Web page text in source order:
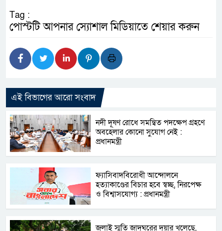
Tag :
পোস্টটি আপনার স্যোশাল মিডিয়াতে শেয়ার করুন
এই বিভাগের আরো সংবাদ
নদী দূষণ রোধে সমন্বিত পদক্ষেপ গ্রহণে
অবহেলার কোনো সুযোগ নেই :
প্রধানমন্ত্রী
ফ্যাসিবাদবিরোধী আন্দোলনে
হত্যাকাণ্ডের বিচার হবে স্বচ্ছ, নিরপেক্ষ
ও বিশ্বাসযোগ্য : প্রধানমন্ত্রী
জুলাই স্মৃতি জাদুঘরের দুয়ার খুলেছে,